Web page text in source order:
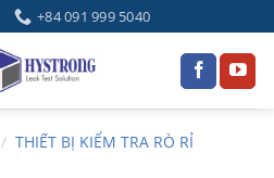
+84 091 999 5040
/ THIẾT BỊ KIỂM TRA RÒ RỈ